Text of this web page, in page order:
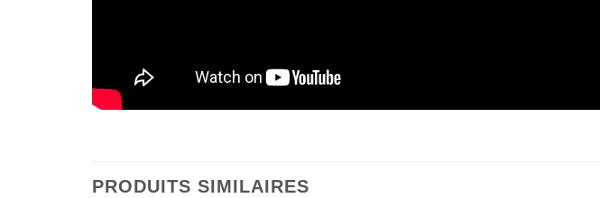
PRODUITS SIMILAIRES